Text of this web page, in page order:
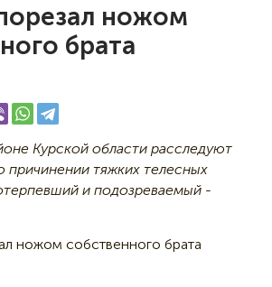
ножом
брата
Курской области расследуют
причинении тяжких телесных
и подозреваемый -